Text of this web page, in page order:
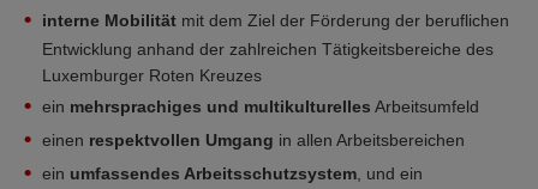
interne Mobilität mit dem Ziel der Förderung der beruflichen
Entwicklung anhand der zahlreichen Tätigkeitsbereiche des
Luxemburger Roten Kreuzes
ein mehrsprachiges und multikulturelles Arbeitsumfeld
einen respektvollen Umgang in allen Arbeitsbereichen
ein umfassendes Arbeitsschutzsystem , und ein